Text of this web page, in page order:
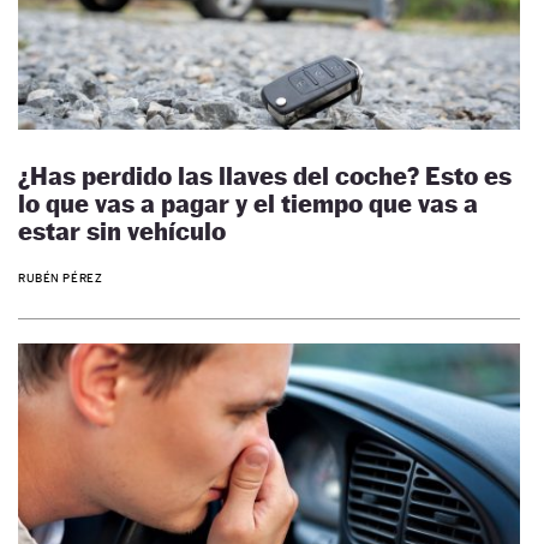
¿Has perdido las llaves del coche? Esto es
lo que vas a pagar y el tiempo que vas a
estar sin vehículo
RUBÉN PÉREZ